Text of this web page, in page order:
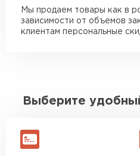
профнастила -
меньшей);
ЗАКАЗАТЬ С
Мы продаем товары как в
зависимости от объемов
клиентам персональные
Выберите